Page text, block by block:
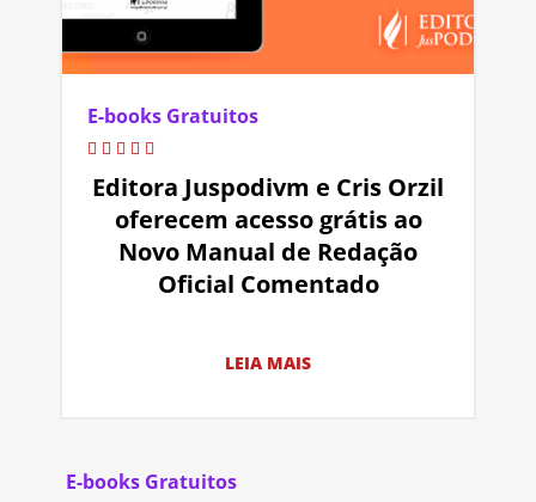
E-books Gratuitos
Editora Juspodivm e Cris Orzil
oferecem acesso grátis ao
Novo Manual de Redação
Oficial Comentado
LEIA MAIS
E-books Gratuitos